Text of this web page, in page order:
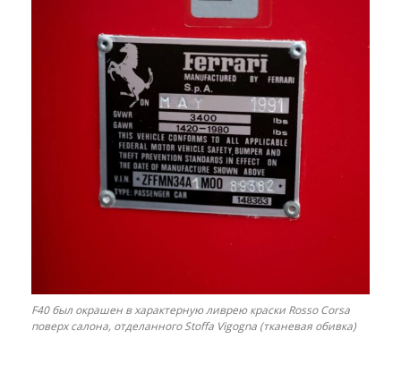
F40 был окрашен в характерную ливрею краски Rosso Corsa
поверх салона, отделанного Stoffa Vigogna (тканевая обивка)